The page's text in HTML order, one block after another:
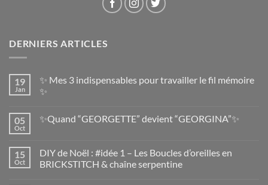
DERNIERS ARTICLES
19
Jan
✨ Mes 3 indispensables pour travailler le fil mémoire
✨
05
Oct
✨Quand “GEORGETTE” devient “GEORGINA”✨
15
Oct
DIY de Noël : #idée 1 – Les Boucles d’oreilles en
BRICKSTITCH & chaîne serpentine